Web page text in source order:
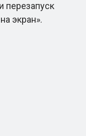
перезапуск
экран».